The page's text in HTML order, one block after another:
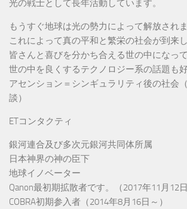
光の戦士として長年活動しています。
もうすぐ地球は光の勢力によって解放されま
これによって真の平和と繁栄の社会が到来し
皆さんと喜びを分かち合える世の中になっ
世の中を良くするテクノロジー系の話題も好
アセンション＝シンギュラリティ後の社会
談）
ETコンタクティ
銀河連合及び多次元銀河共同体所属
日本神界の神の臣下
地球イノベーター
Qanon最初期拡散者です。（2017年11月12日
COBRA初期参入者（2014年8月16日～）